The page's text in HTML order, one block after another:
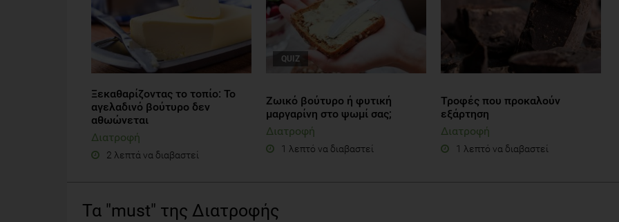
Ξεκαθαρίζοντας το τοπίο: Το
αγελαδινό βούτυρο δεν
αθωώνεται
Διατροφή
2 λεπτά να διαβαστεί
QUIZ
Ζωικό βούτυρο ή φυτική
μαργαρίνη στο ψωμί σας;
Διατροφή
1 λεπτό να διαβαστεί
Τροφές που προκαλούν
εξάρτηση
Διατροφή
1 λεπτό να διαβαστεί
Τα "must" της Διατροφής